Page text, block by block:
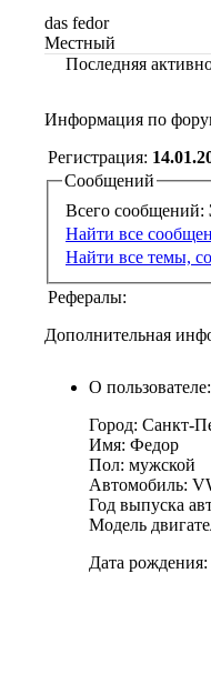
das fedor
Местный
Последняя
Информация по
Регистрация:
Сообщений
Всего сообщений:
Найти все
Найти все темы,
Рефералы:
Дополнительная
О
Город: Санкт-
Имя: Федор
Пол: мужской
Автомобиль:
Год выпуска
Модель
Дата